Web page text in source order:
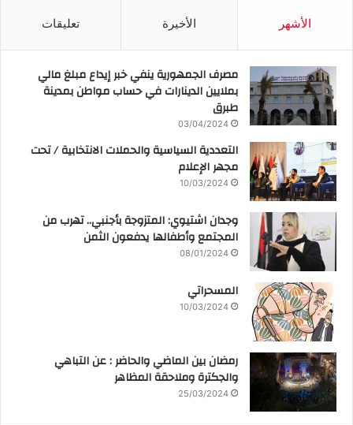
الأشهر الأخيرة تعليقات
مصرف الجمهورية ينفي خبر إيداع مبلغ مالي
بملايين الدينارات في حساب مواطن بمدينة
طبرق
03/04/2024
التعددية السياسية والحملات الانتخابية / تحت
مجهر الإعلام
10/03/2024
وجدان اشتيوي: المتزوجة بأجنبي.. تهرب من
المجتمع وأطفالها يدفعون الثمن
08/01/2024
المسحراتي
10/03/2024
رمضان بين الماضي والحاضر : عن التباهي
والجكترة وملاحقة المظاهر
25/03/2024